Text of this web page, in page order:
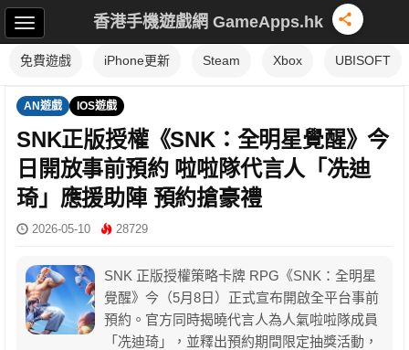
香港手機遊戲網 GameApps.hk
免費遊戲 iPhone更新 Steam Xbox UBISOFT
AN遊戲 IOS遊戲
SNK正版授權《SNK：全明星覺醒》今
日開放事前預約 啦啦隊代言人「冼迪
琦」應援助陣 預約搶豪禮
2026-05-10 28729
SNK 正版授權策略卡牌 RPG《SNK：全明星
覺醒》今（5月8日）正式宣布開啟全平台事前
預約。官方同時揭曉代言人為人氣啦啦隊成員
「冼迪琦」，並釋出預約期間限定抽獎活動，